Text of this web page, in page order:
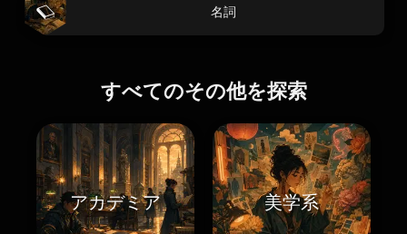
名詞
すべてのその他を探索
アカデミア 美学系